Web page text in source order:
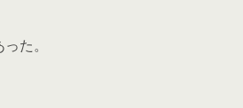
た。